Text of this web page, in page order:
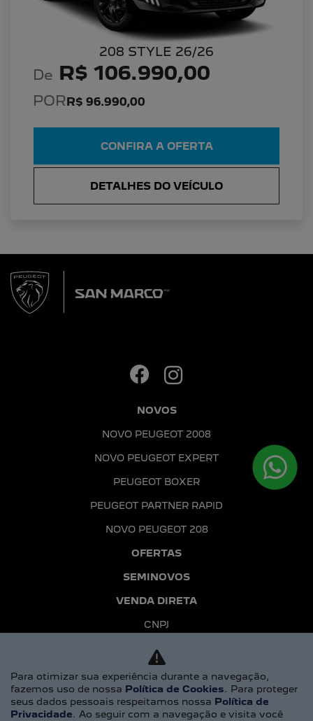
208 STYLE 26/26
De R$ 106.990,00
PORR$ 96.990,00
CONFIRA A OFERTA
DETALHES DO VEÍCULO
NOVOS
NOVO PEUGEOT 2008
NOVO PEUGEOT EXPERT
PEUGEOT BOXER
PEUGEOT PARTNER RAPID
NOVO PEUGEOT 208
OFERTAS
SEMINOVOS
VENDA DIRETA
CNPJ
MEI
PEQUENAS E MÉDIAS EMPRESAS
PRODUTORES RURAIS
Para otimizar sua experiência durante a navegação,
fazemos uso de nossa Política de Cookies. Para proteger
seus dados pessoais respeitamos nossa Política de
Privacidade. Ao seguir com a navegação e visita você